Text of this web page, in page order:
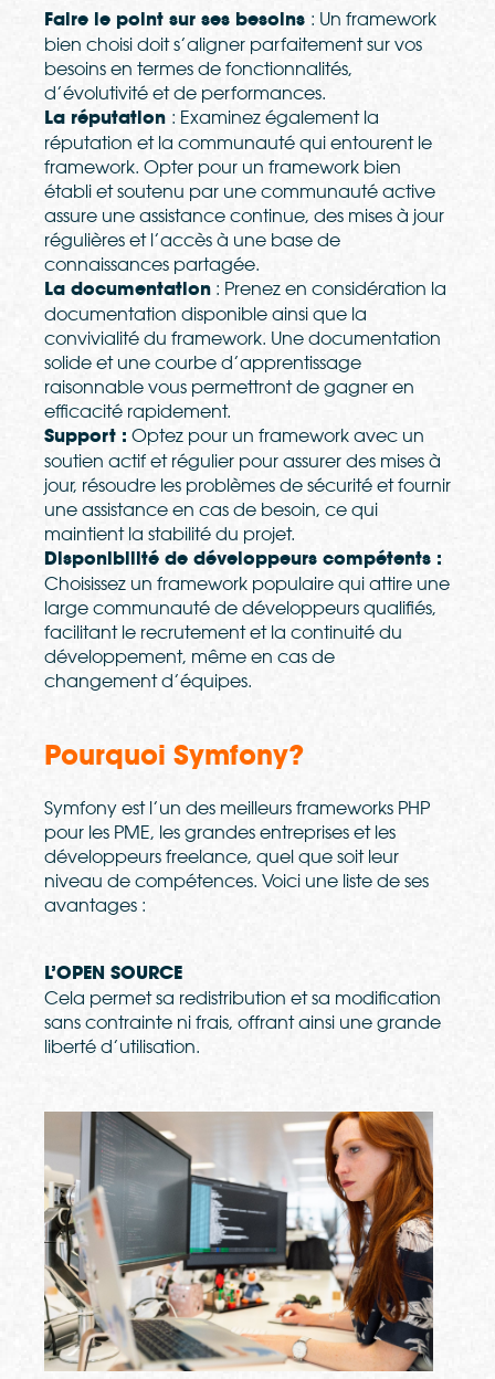
Faire le point sur ses besoins : Un framework
bien choisi doit s’aligner parfaitement sur vos
besoins en termes de fonctionnalités,
d’évolutivité et de performances.
La réputation : Examinez également la
réputation et la communauté qui entourent le
framework. Opter pour un framework bien
établi et soutenu par une communauté active
assure une assistance continue, des mises à jour
régulières et l’accès à une base de
connaissances partagée.
La documentation : Prenez en considération la
documentation disponible ainsi que la
convivialité du framework. Une documentation
solide et une courbe d’apprentissage
raisonnable vous permettront de gagner en
efficacité rapidement.
Support : Optez pour un framework avec un
soutien actif et régulier pour assurer des mises à
jour, résoudre les problèmes de sécurité et fournir
une assistance en cas de besoin, ce qui
maintient la stabilité du projet.
Disponibilité de développeurs compétents :
Choisissez un framework populaire qui attire une
large communauté de développeurs qualifiés,
facilitant le recrutement et la continuité du
développement, même en cas de
changement d’équipes.
Pourquoi Symfony?
Symfony est l’un des meilleurs frameworks PHP
pour les PME, les grandes entreprises et les
développeurs freelance, quel que soit leur
niveau de compétences. Voici une liste de ses
avantages :
L’OPEN SOURCE
Cela permet sa redistribution et sa modification
sans contrainte ni frais, offrant ainsi une grande
liberté d’utilisation.